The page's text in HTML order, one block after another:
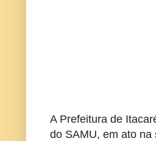
A Prefeitura de
do SAMU, em ato